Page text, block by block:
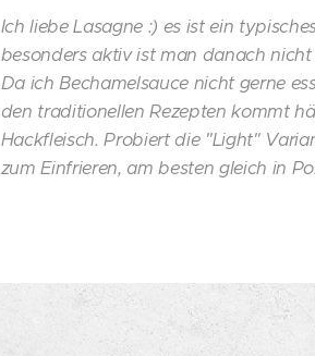
Ich liebe Lasagne :) es ist ein
besonders aktiv ist man danach
Da ich Bechamelsauce nicht gerne
den traditionellen Rezepten kommt
Hackfleisch. Probiert die "Light"
zum Einfrieren, am besten gleich in